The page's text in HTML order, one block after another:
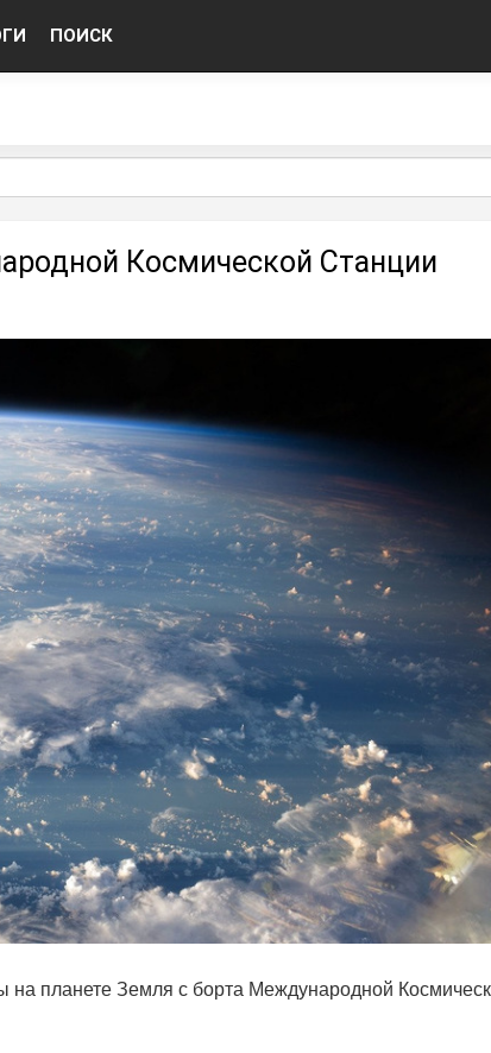
ПОИСК
Космической Станции
планете Земля с борта Международной